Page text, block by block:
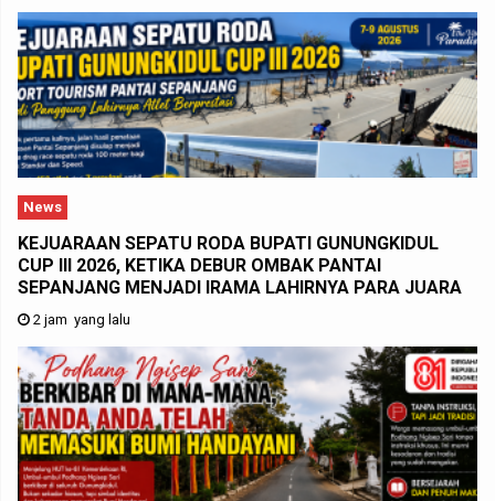
News
KEJUARAAN SEPATU RODA BUPATI GUNUNGKIDUL
CUP III 2026, KETIKA DEBUR OMBAK PANTAI
SEPANJANG MENJADI IRAMA LAHIRNYA PARA JUARA
2 jam yang lalu